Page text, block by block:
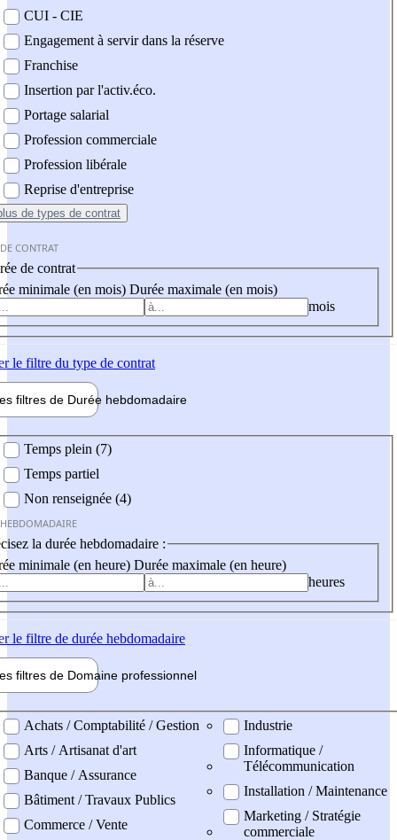
CUI - CIE
Engagement à servir dans la réserve
Franchise
Insertion par l'activ.éco.
Portage salarial
Profession commerciale
Profession libérale
Reprise d'entreprise
de types de contrat
CONTRAT
de contrat
minimale (en mois) Durée maximale (en mois)
mois
le filtre du type de contrat
filtres de Durée hebdomadaire
Temps plein (7)
Temps partiel
Non renseignée (4)
la durée hebdomadaire :
minimale (en heure) Durée maximale (en heure)
heures
le filtre de durée hebdomadaire
filtres de Domaine professionnel
professionel
Achats / Comptabilité / Gestion
Arts / Artisanat d'art
Banque / Assurance
Bâtiment / Travaux Publics
Commerce / Vente
Industrie
Informatique /
Télécommunication
Installation / Maintenance
Marketing / Stratégie
commerciale